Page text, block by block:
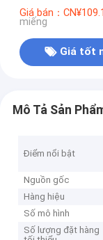
8000K OE số
Giá bán：
miếng
Giá tốt
Mô Tả Sản
Điểm nổi bật
Nguồn gốc
Hàng hiệu
Số mô hình
Số lượng đặt hàng